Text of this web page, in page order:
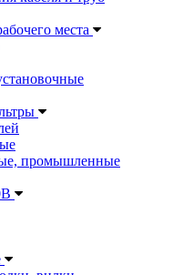
места
промышленные